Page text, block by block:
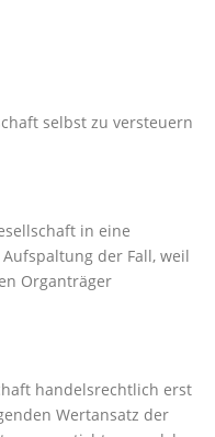
selbst zu versteuern
in eine
der Fall, weil
Organträger
handelsrechtlich erst
Wertansatz der